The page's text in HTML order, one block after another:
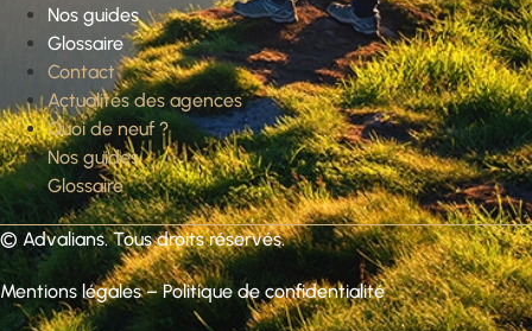
Nos guides
Glossaire
Contact
Actualités des agences
Quoi de neuf ?
Nos guides
Glossaire
© Advalians. Tous droits réservés.
Mentions légales–Politique de confidentialité